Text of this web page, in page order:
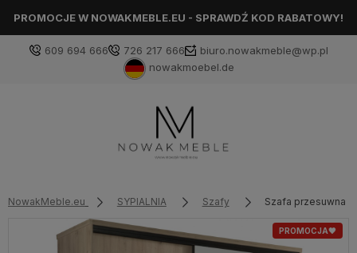
PROMOCJE W NOWAKMEBLE.EU - SPRAWDŹ KOD RABATOWY!
609 694 666 726 217 666
biuro.nowakmeble@wp.pl
nowakmoebel.de
NowakMeble.eu SYPIALNIA Szafy Szafa przesuwna z
PROMOCJA🖤